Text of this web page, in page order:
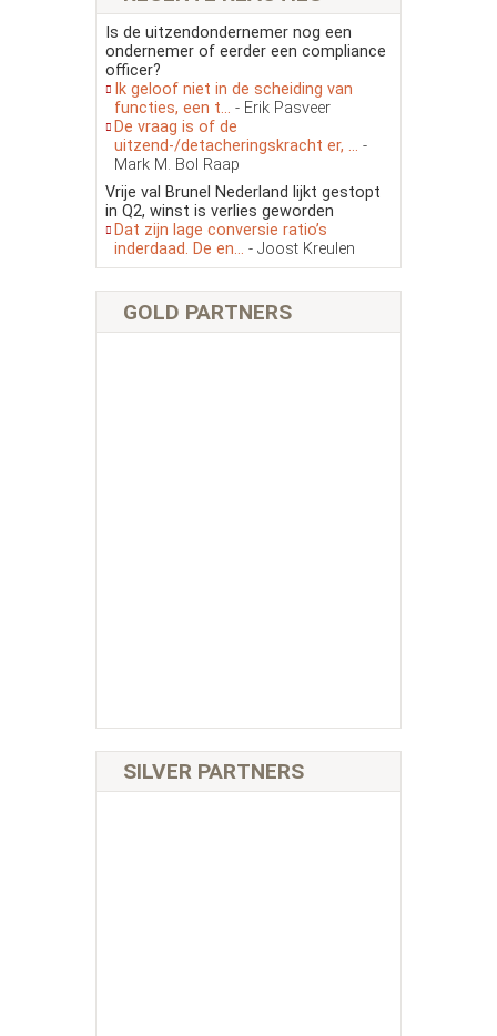
Is de uitzendondernemer nog een
ondernemer of eerder een compliance
officer?
Ik geloof niet in de scheiding van
functies, een t... - Erik Pasveer
De vraag is of de
uitzend-/detacheringskracht er, ... -
Mark M. Bol Raap
Vrije val Brunel Nederland lijkt gestopt
in Q2, winst is verlies geworden
Dat zijn lage conversie ratio’s
inderdaad. De en... - Joost Kreulen
GOLD PARTNERS
SILVER PARTNERS